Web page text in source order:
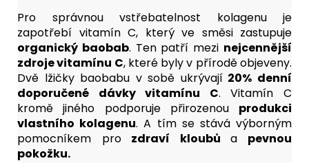
Pro správnou vstřebatelnost kolagenu je
zapotřebí vitamín C, který ve směsi zastupuje
organický baobab. Ten patří mezi nejcennější
zdroje vitamínu C, které byly v přírodě objeveny.
Dvě lžičky baobabu v sobě ukrývají20% denní
doporučené dávky vitamínu C. Vitamín C
kromě jiného podporuje přirozenou produkci
vlastního kolagenu. A tím se stává výborným
pomocníkem prozdraví kloubůa pevnou
pokožku.